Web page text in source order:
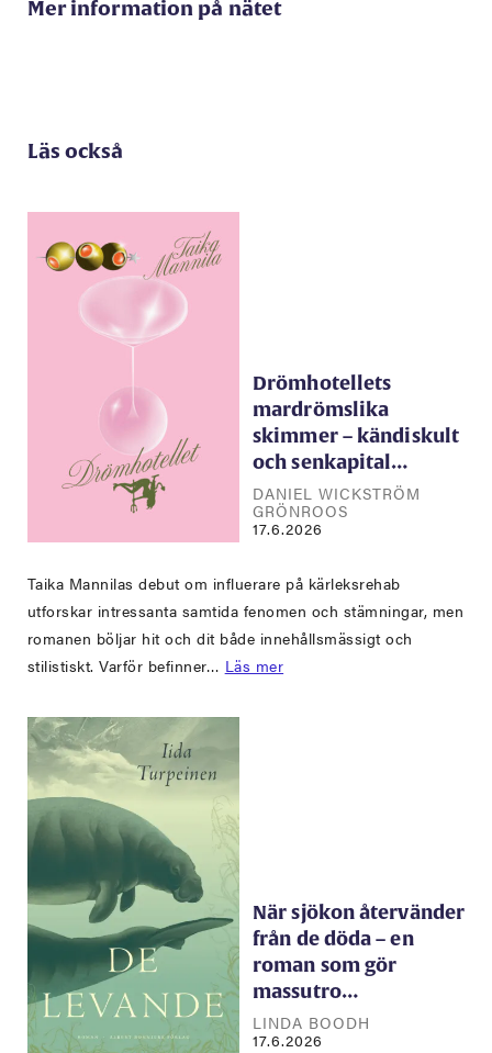
Mer information på nätet
Läs också
Drömhotellets
mardrömslika
skimmer – kändiskult
och senkapital…
DANIEL WICKSTRÖM
GRÖNROOS
17.6.2026
Taika Mannilas debut om influerare på kärleksrehab
utforskar intressanta samtida fenomen och stämningar, men
romanen böljar hit och dit både innehållsmässigt och
stilistiskt. Varför befinner… Läs mer
När sjökon återvänder
från de döda – en
roman som gör
massutro…
LINDA BOODH
17.6.2026